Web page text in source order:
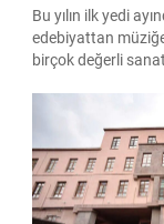
Bu yılın ilk yedi
edebiyattan
birçok değerli
kültür ve sanat
Kaybettiklerimizin
üretip bıraktıkları
hatırlanıyor; sanat
kalıcı...